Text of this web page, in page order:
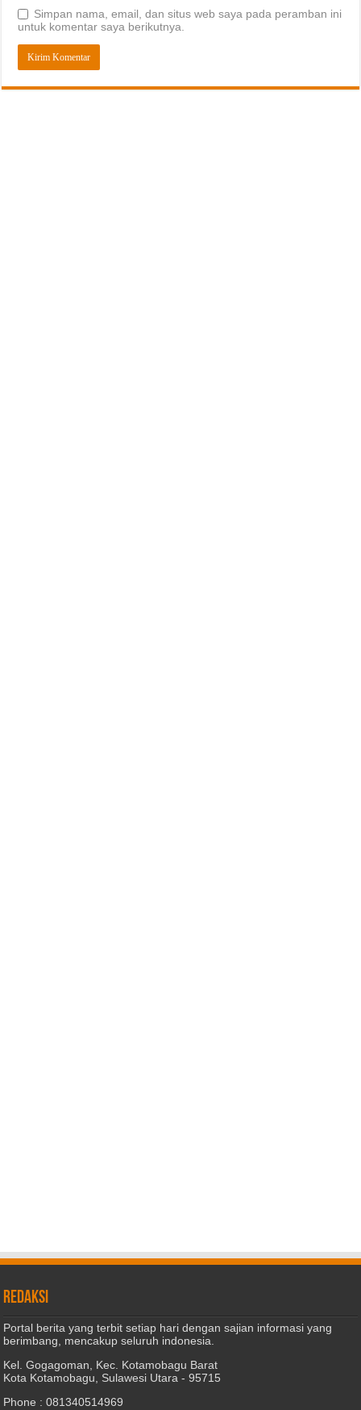
Simpan nama, email, dan situs web saya pada peramban ini
untuk komentar saya berikutnya.
REDAKSI
Portal berita yang terbit setiap hari dengan sajian informasi yang
berimbang, mencakup seluruh indonesia.
Kel. Gogagoman, Kec. Kotamobagu Barat
Kota Kotamobagu, Sulawesi Utara - 95715
Phone : 081340514969